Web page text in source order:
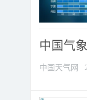
中国气
中国天气网